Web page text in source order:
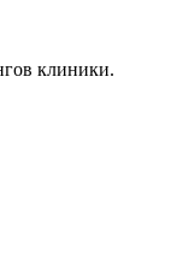
клиники.